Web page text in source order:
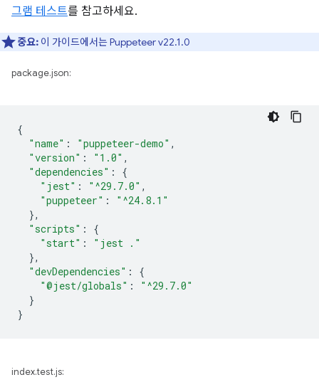
그램 테스트를 참고하세요.
중요: 이 가이드에서는 Puppeteer v22.1.0
package.json:
{
"name" : "puppeteer-demo" ,
"version" : "1.0" ,
"dependencies" :
{
"jest" : "^29.7.0" ,
"puppeteer" :
"^24.8.1"
},
"scripts" :
{
"start" :
"jest ."
},
"devDependencies" :
{
"@jest/globals" :
"^29.7.0"
}
}
index.test.js: